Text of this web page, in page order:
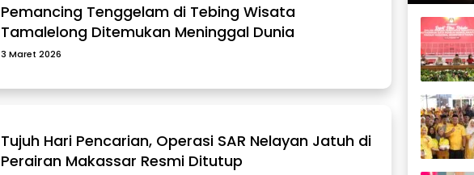
Pemancing Tenggelam di Tebing Wisata
Tamalelong Ditemukan Meninggal Dunia
3 Maret 2026
Tujuh Hari Pencarian, Operasi SAR Nelayan Jatuh di
Perairan Makassar Resmi Ditutup